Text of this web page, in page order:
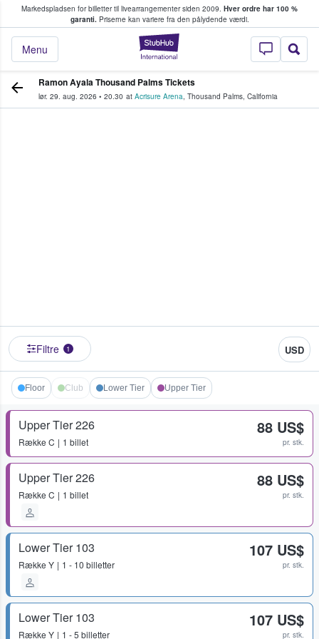
Markedspladsen for billetter til livearrangementer siden 2009. Hver ordre har 100 %
garanti.Priserne kan variere fra den pålydende værdi.
StubHub - Hvor
Menu
køber og sælger billetter
Ramon Ayala Thousand Palms Tickets
lør. 29. aug. 2026 • 20.30 at Acrisure Arena, Thousand Palms, California
Filtre 1 USD
Floor Club Lower Tier Upper Tier
Upper Tier 226
Række C 1 billet
88 US$
pr. stk.
Upper Tier 226
Række C 1 billet
88 US$
pr. stk.
Lower Tier 103
Række Y 1 - 10 billetter
107 US$
pr. stk.
Lower Tier 103
Række Y 1 - 5 billetter
107 US$
pr. stk.